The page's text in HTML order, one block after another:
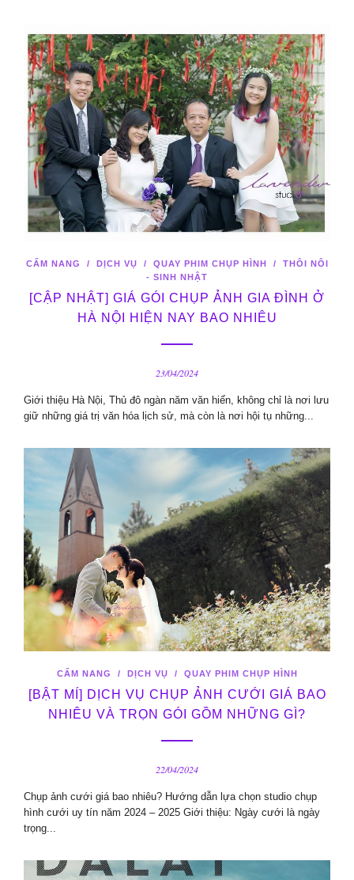
CẨM NANG / DỊCH VỤ / QUAY PHIM CHỤP HÌNH / THÔI NÔI
- SINH NHẬT
[CẬP NHẬT] GIÁ GÓI CHỤP ẢNH GIA ĐÌNH Ở
HÀ NỘI HIỆN NAY BAO NHIÊU
23/04/2024
Giới thiệu Hà Nội, Thủ đô ngàn năm văn hiến, không chỉ là nơi lưu
giữ những giá trị văn hóa lịch sử, mà còn là nơi hội tụ những...
CẨM NANG / DỊCH VỤ / QUAY PHIM CHỤP HÌNH
[BẬT MÍ] DỊCH VỤ CHỤP ẢNH CƯỚI GIÁ BAO
NHIÊU VÀ TRỌN GÓI GỒM NHỮNG GÌ?
22/04/2024
Chụp ảnh cưới giá bao nhiêu? Hướng dẫn lựa chọn studio chụp
hình cưới uy tín năm 2024 – 2025 Giới thiệu: Ngày cưới là ngày
trọng...